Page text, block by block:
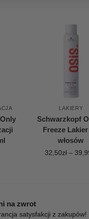
LAKIERY
Schwarzkopf
Freeze
włosów
32,50zł –
na zwrot
satysfakcji z zakupów!